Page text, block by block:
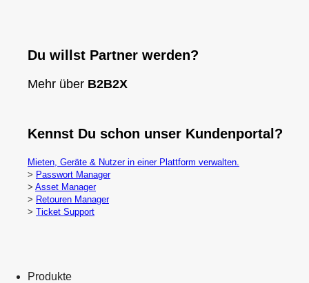
Du willst Partner werden?
Mehr über B2B2X
Kennst Du schon unser Kundenportal?
Mieten, Geräte & Nutzer in einer Plattform verwalten.
> Passwort Manager
> Asset Manager
> Retouren Manager
> Ticket Support
Produkte